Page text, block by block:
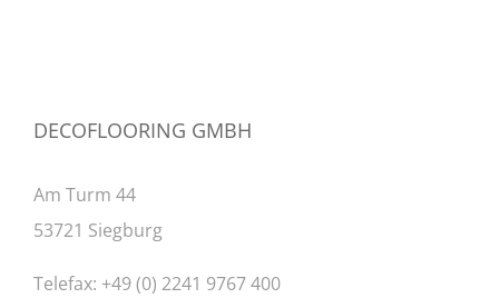
DECOFLOORING GMBH
Am Turm 44
53721 Siegburg
Telefax: +49 (0) 2241 9767 400